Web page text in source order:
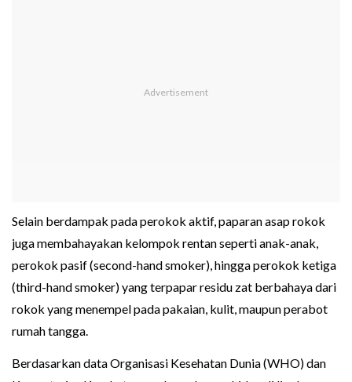
Selain berdampak pada perokok aktif, paparan asap rokok
juga membahayakan kelompok rentan seperti anak-anak,
perokok pasif (second-hand smoker), hingga perokok ketiga
(third-hand smoker) yang terpapar residu zat berbahaya dari
rokok yang menempel pada pakaian, kulit, maupun perabot
rumah tangga.
Berdasarkan data Organisasi Kesehatan Dunia (WHO) dan